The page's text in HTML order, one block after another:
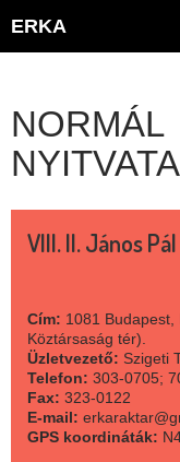
ERKA
NORMÁL
VIII. II. János
Cím: 1081
Köztársaság tér).
Üzletvezető: Szigeti
Telefon: 303-0705;
Fax: 323-0122
E-mail:
GPS koordináták: